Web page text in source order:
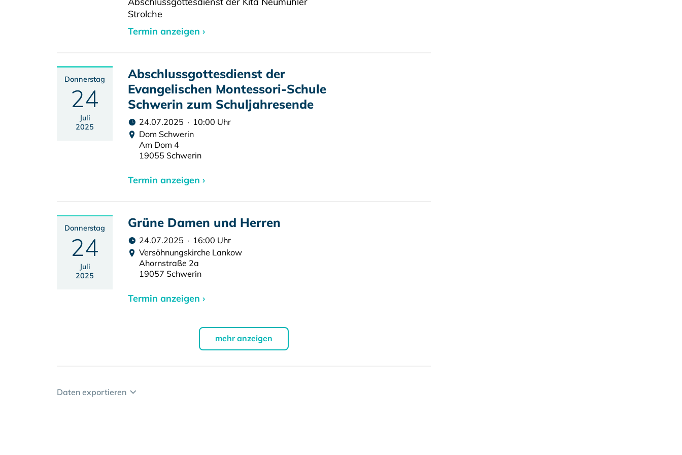
Strolche
Termin anzeigen ›
Donnerstag
24
Juli
2025
Abschlussgottesdienst der
Evangelischen Montessori-Schule
Schwerin zum Schuljahresende
24.07.2025 · 10:00 Uhr
Dom Schwerin
Am Dom 4
19055 Schwerin
Termin anzeigen ›
Donnerstag
24
Juli
2025
Grüne Damen und Herren
24.07.2025 · 16:00 Uhr
Versöhnungskirche Lankow
Ahornstraße 2a
19057 Schwerin
Termin anzeigen ›
mehr anzeigen
Daten exportieren